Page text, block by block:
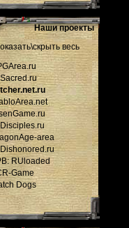
Наши проекты
весь
area
RUloaded
Game
Dogs